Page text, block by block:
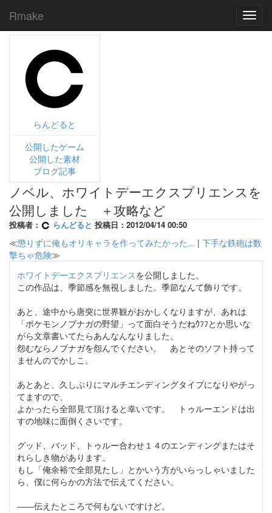
Rmake
らんどると
公開したゲーム
公開した素材
ブログ記事
ノベル、ホワイトデーエクスプリエンスを
公開しました ＋攻略など
投稿者： らんどると 投稿日：2012/04/14 00:50
≪懲りずに俺もオリキャラを作ってみたかった... | 下手な鉄砲は数
撃ちゃ危険≫
ホワイトデーエクスプリエンスを公開しました。
この作品は、季節感を無視しました。季節なんて飾りです。
あと、途中から唐突に世界観がおかしくなりますが、あれは
「ポケモンノブナガの野望」って面白そうだねｳﾌﾌとか思いな
がら文章書いてたらあんなんなりました。
怨むならノブナガを怨んでください。 あとそのソフト持って
ませんのでかしこ。
あとあと、久しぶりにマルチエンディングタイプになりやがっ
てますので、
よかったら全部見て頂けると幸いです。 トゥルーエンドは出
すの地味に面倒くさいです。
グッド、バッド、トゥルー合わせ１４のエンディングまたはそ
れらしき物があります。
もし「俺余裕で全部見たし」とかいう方がいらっしゃいました
ら、僕に何らかの方法で伝えてください。
――伝えたところで何もないですけど。